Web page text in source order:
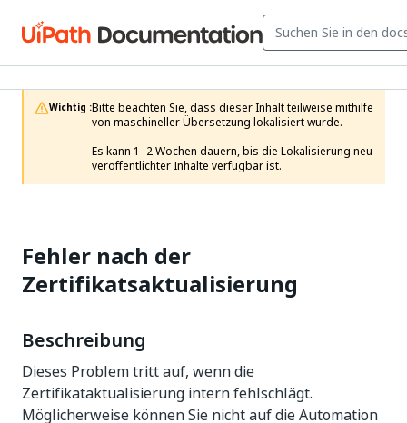
Wichtig :Bitte beachten Sie, dass dieser Inhalt teilweise mithilfe
von maschineller Übersetzung lokalisiert wurde.
Es kann 1–2 Wochen dauern, bis die Lokalisierung neu
veröffentlichter Inhalte verfügbar ist.
Fehler nach der
Zertifikatsaktualisierung
Beschreibung
Dieses Problem tritt auf, wenn die
Zertifikataktualisierung intern fehlschlägt.
Möglicherweise können Sie nicht auf die Automation